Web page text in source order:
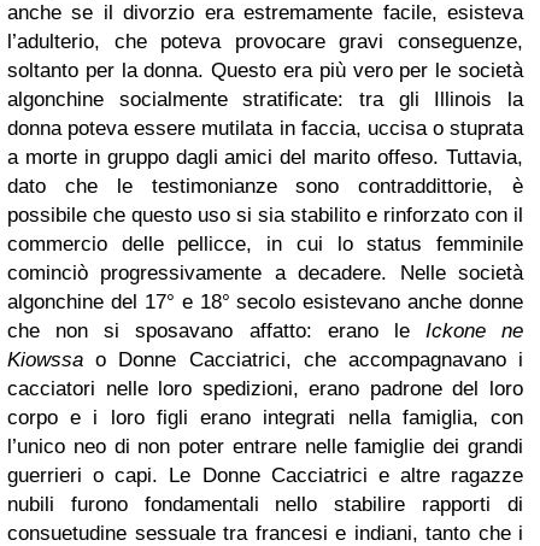
anche se il divorzio era estremamente facile, esisteva
l’adulterio, che poteva provocare gravi conseguenze,
soltanto per la donna. Questo era più vero per le società
algonchine socialmente stratificate: tra gli Illinois la
donna poteva essere mutilata in faccia, uccisa o stuprata
a morte in gruppo dagli amici del marito offeso. Tuttavia,
dato che le testimonianze sono contraddittorie, è
possibile che questo uso si sia stabilito e rinforzato con il
commercio delle pellicce, in cui lo status femminile
cominciò progressivamente a decadere. Nelle società
algonchine del 17° e 18° secolo esistevano anche donne
che non si sposavano affatto: erano leIckone ne
Kiowssa o Donne Cacciatrici, che accompagnavano i
cacciatori nelle loro spedizioni, erano padrone del loro
corpo e i loro figli erano integrati nella famiglia, con
l’unico neo di non poter entrare nelle famiglie dei grandi
guerrieri o capi. Le Donne Cacciatrici e altre ragazze
nubili furono fondamentali nello stabilire rapporti di
consuetudine sessuale tra francesi e indiani, tanto che i